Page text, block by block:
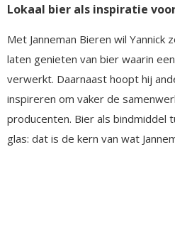
Lokaal bier als inspiratie
Met Janneman Bieren wil Yannick
laten genieten van bier waarin
verwerkt. Daarnaast hoopt hij
inspireren om vaker de
producenten. Bier als bindmiddel
glas: dat is de kern van wat